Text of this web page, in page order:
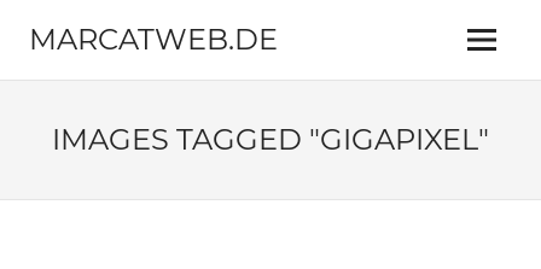
Inhalt
springen
MARCATWEB.DE
Fotografie
Reise
Menü
IMAGES TAGGED "GIGAPIXEL"